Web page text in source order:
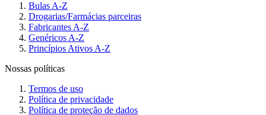
Bulas A-Z
Drogarias/Farmácias parceiras
Fabricantes A-Z
Genéricos A-Z
Princípios Ativos A-Z
Nossas políticas
Termos de uso
Política de privacidade
Política de proteção de dados